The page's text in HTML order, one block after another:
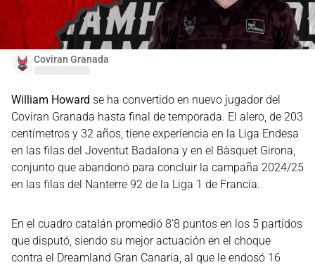
Coviran Granada
William Howard se ha convertido en nuevo jugador del
Coviran Granada hasta final de temporada. El alero, de 203
centímetros y 32 años, tiene experiencia en la Liga Endesa
en las filas del Joventut Badalona y en el Bàsquet Girona,
conjunto que abandonó para concluir la campaña 2024/25
en las filas del Nanterre 92 de la Liga 1 de Francia.
En el cuadro catalán promedió 8’8 puntos en los 5 partidos
que disputó, siendo su mejor actuación en el choque
contra el Dreamland Gran Canaria, al que le endosó 16